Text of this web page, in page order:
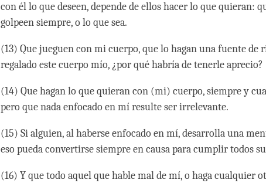
con él lo que deseen, depende de ellos hacer lo que quieran:
golpeen siempre, o lo que sea.
(13) Que jueguen con mi cuerpo, que lo hagan una fuente
regalado este cuerpo mío, ¿por qué habría de tenerle aprecio?
(14) Que hagan lo que quieran con (mi) cuerpo, siempre y
pero que nada enfocado en mí resulte ser irrelevante.
(15) Si alguien, al haberse enfocado en mí, desarrolla una
eso pueda convertirse siempre en causa para cumplir todos
(16) Y que todo aquel que hable mal de mí, o haga cualquier